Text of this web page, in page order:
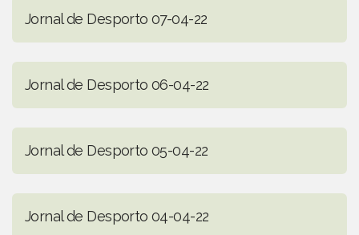
Jornal de Desporto 07-04-22
Jornal de Desporto 06-04-22
Jornal de Desporto 05-04-22
Jornal de Desporto 04-04-22